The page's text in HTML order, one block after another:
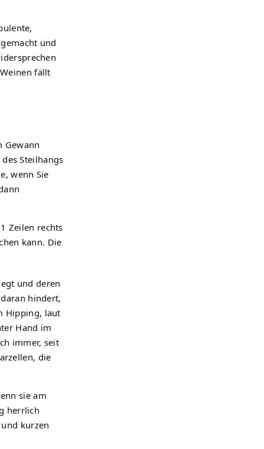
und
fällt
Gewann
Steilhangs
wenn Sie
Zeilen rechts
kann. Die
und deren
hindert,
Hipping, laut
Hand im
immer, seit
die
sie am
herrlich
kurzen